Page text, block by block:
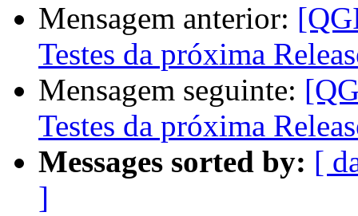
Mensagem anterior:
Testes da próxima
Mensagem seguinte:
Testes da próxima
Messages sorted by: [
]